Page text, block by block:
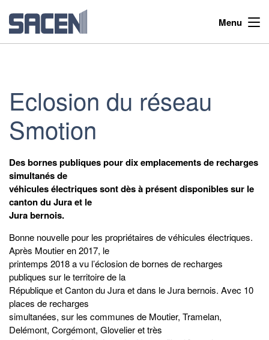
Menu
Eclosion du réseau
Smotion
Des bornes publiques pour dix emplacements de recharges
simultanés de
véhicules électriques sont dès à présent disponibles sur le
canton du Jura et le
Jura bernois.
Bonne nouvelle pour les propriétaires de véhicules électriques.
Après Moutier en 2017, le
printemps 2018 a vu l’éclosion de bornes de recharges
publiques sur le territoire de la
République et Canton du Jura et dans le Jura bernois. Avec 10
places de recharges
simultanées, sur les communes de Moutier, Tramelan,
Delémont, Corgémont, Glovelier et très